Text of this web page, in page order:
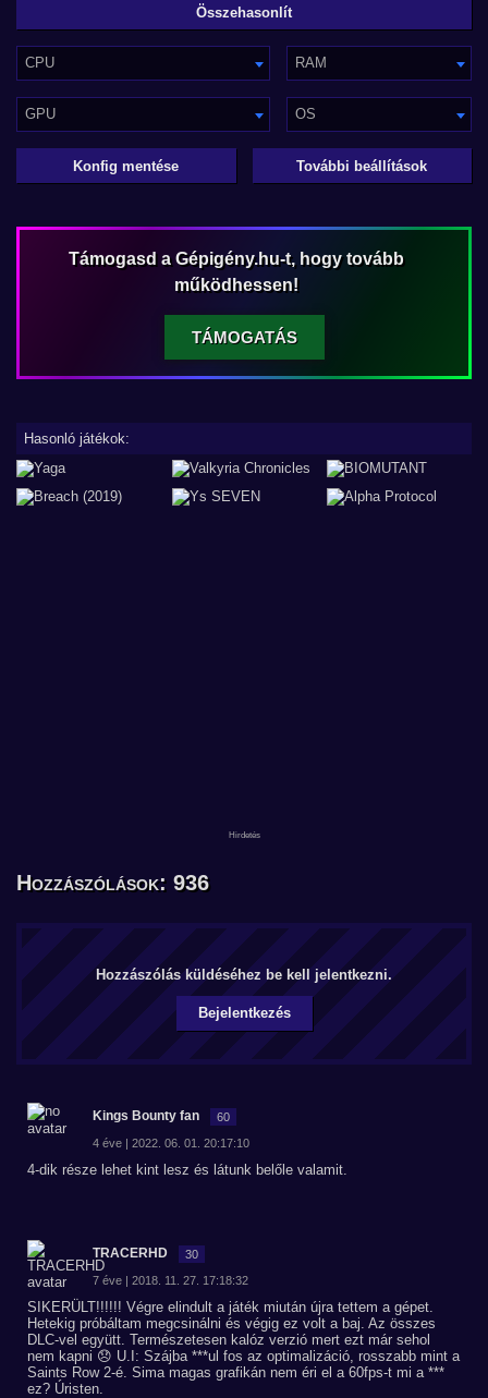
CPU RAM
GPU OS
Konfig mentése További beállítások
Támogasd a Gépigény.hu-t, hogy tovább
működhessen!
TÁMOGATÁS
Hasonló játékok:
Hozzászólások: 936
Hozzászólás küldéséhez be kell jelentkezni.
Bejelentkezés
Kings Bounty fan 60
4 éve | 2022. 06. 01. 20:17:10
4-dik része lehet kint lesz és látunk belőle valamit.
TRACERHD 30
7 éve | 2018. 11. 27. 17:18:32
SIKERÜLT!!!!!! Végre elindult a játék miután újra tettem a gépet.
Hetekig próbáltam megcsinálni és végig ez volt a baj. Az összes
DLC-vel együtt. Természetesen kalóz verzió mert ezt már sehol
nem kapni 😞 U.I: Szájba ***ul fos az optimalizáció, rosszabb mint a
Saints Row 2-é. Sima magas grafikán nem éri el a 60fps-t mi a ***
ez? Úristen.